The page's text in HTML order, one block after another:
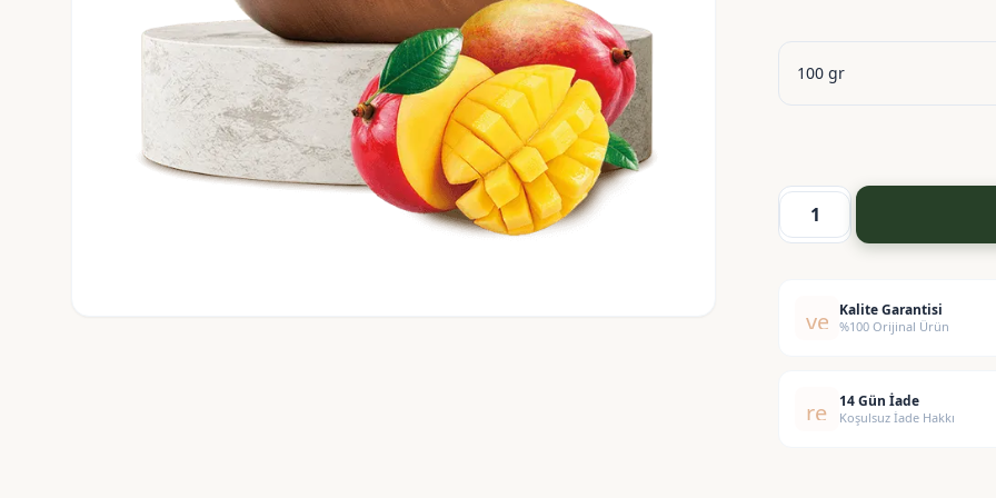
Mango
Butter
verified
Kalite Garantisi
%100 Orijinal Ürün
replay14 Gün İade
Koşulsuz İade Hakkı